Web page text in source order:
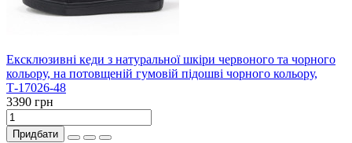
Ексклюзивні кеди з натуральної шкіри червоного та чорного
кольору, на потовщеній гумовій підошві чорного кольору,
Т-17026-48
3390 грн
Придбати